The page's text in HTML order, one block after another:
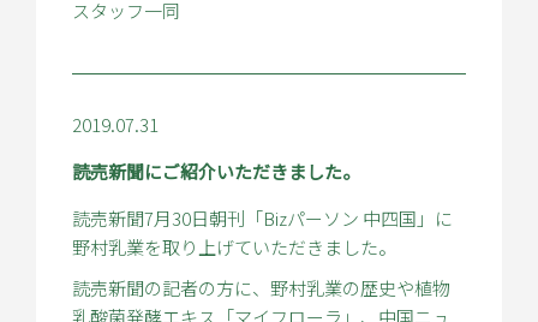
スタッフ一同
2019.07.31
読売新聞にご紹介いただきました。
読売新聞7月30日朝刊「Bizパーソン 中四国」に
野村乳業を取り上げていただきました。
読売新聞の記者の方に、野村乳業の歴史や植物
乳酸菌発酵エキス「マイフローラ」、中国ニュ